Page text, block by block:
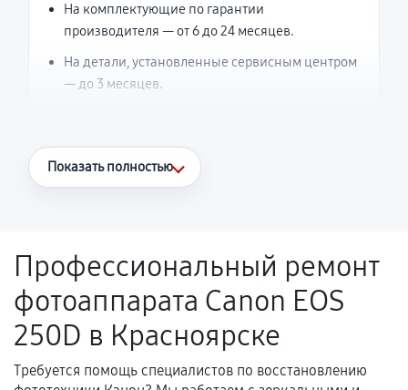
На комплектующие по гарантии
производителя — от 6 до 24 месяцев.
На детали, установленные сервисным центром
— до 3 месяцев.
Что считается гарантийным случаем
Поломка установленной детали при
нормальной эксплуатации в течение
гарантийного срока.
Несоответствие комплектующей заявленным
техническим характеристикам.
Показать полностью
Профессиональный ремонт
фотоаппарата Canon EOS
250D в Красноярске
Требуется помощь специалистов по восстановлению